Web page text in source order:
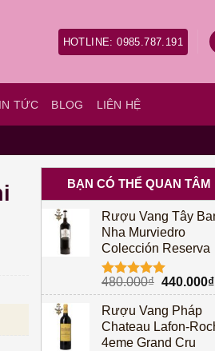
HOTLINE: 0985.787.191
TỨC BLOG LIÊN HỆ
BẠN CÓ THỂ QUAN TÂM
Rượu Vang Tây
Nha Murviedro
Colección Reserva
Được xếp
hạng5.00
5 sao
480.000₫ Giá
gốc
là:
480.000₫.
440.000₫
Rượu Vang Pháp
Chateau Lafon-
4eme Grand Cru
950.000₫.
hiện tại là: